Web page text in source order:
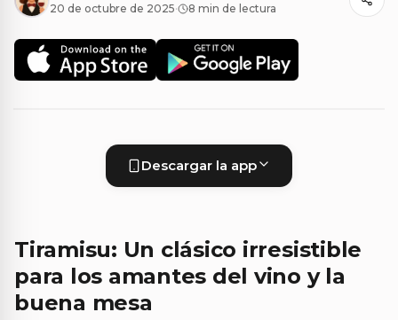
20 de octubre de 2025· 8 min de lectura
Descargar la app
Tiramisu: Un clásico irresistible
para los amantes del vino y la
buena mesa